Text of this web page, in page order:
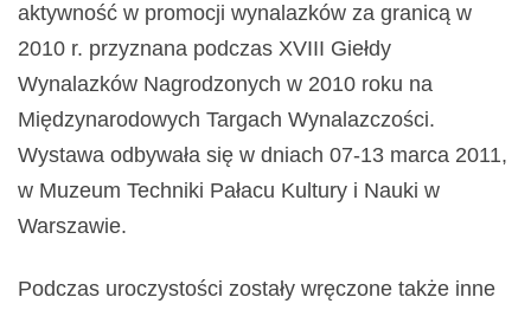
aktywność w promocji wynalazków za granicą w
2010 r. przyznana podczas XVIII Giełdy
Wynalazków Nagrodzonych w 2010 roku na
Międzynarodowych Targach Wynalazczości.
Wystawa odbywała się w dniach 07-13 marca 2011,
w Muzeum Techniki Pałacu Kultury i Nauki w
Warszawie.
Podczas uroczystości zostały wręczone także inne